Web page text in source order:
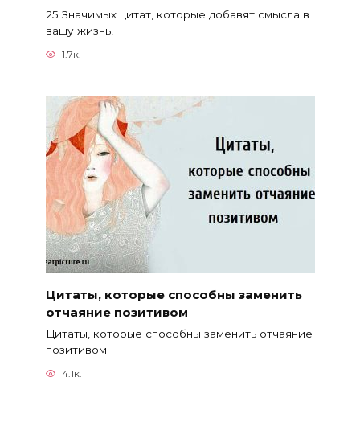
25 Значимых цитат, которые добавят смысла в
вашу жизнь!
1.7к.
Цитаты, которые способны заменить
отчаяние позитивом
Цитаты, которые способны заменить отчаяние
позитивом.
4.1к.